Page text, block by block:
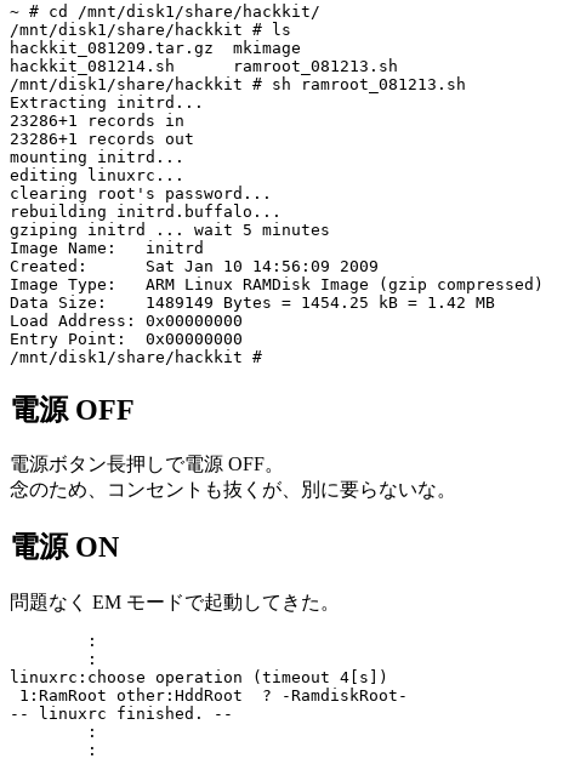
~ # cd /mnt/disk1/share/hackkit/
/mnt/disk1/share/hackkit # ls
hackkit_081209.tar.gz  mkimage
hackkit_081214.sh      ramroot_081213.sh
/mnt/disk1/share/hackkit # sh ramroot_081213.sh
Extracting initrd...
23286+1 records in
23286+1 records out
mounting initrd...
editing linuxrc...
clearing root's password...
rebuilding initrd.buffalo...
gziping initrd ... wait 5 minutes
Image Name:   initrd
Created:      Sat Jan 10 14:56:09 2009
Image Type:   ARM Linux RAMDisk Image (gzip compressed)
Data Size:    1489149 Bytes = 1454.25 kB = 1.42 MB
Load Address: 0x00000000
Entry Point:  0x00000000
電源 OFF
電源ボタン長押しで電源 OFF。
念のため、コンセントも抜くが、別に要らないな。
電源 ON
問題なく EM モードで起動してきた。
linuxrc:choose operation (timeout 4[s])
1:RamRoot other:HddRoot  ? -RamdiskRoot-
-- linuxrc finished. --